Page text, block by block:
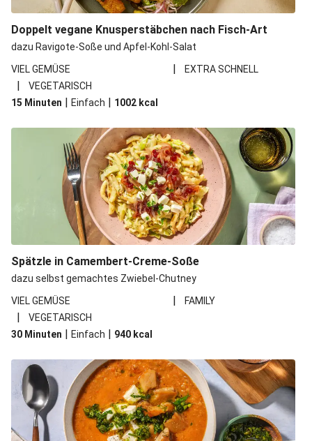
Doppelt vegane Knusperstäbchen nach Fisch-Art
dazu Ravigote-Soße und Apfel-Kohl-Salat
VIEL GEMÜSE
| EXTRA SCHNELL
|
VEGETARISCH
15 Minuten | Einfach | 1002 kcal
Spätzle in Camembert-Creme-Soße
dazu selbst gemachtes Zwiebel-Chutney
VIEL GEMÜSE
| FAMILY
|
VEGETARISCH
30 Minuten | Einfach | 940 kcal